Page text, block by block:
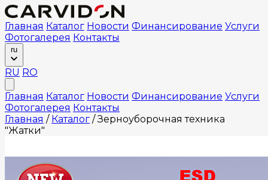
Главная Каталог Новости Финансирование Услуги
Фотогалерея Контакты
ru
RU RO
Главная Каталог Новости Финансирование Услуги
Фотогалерея Контакты
Главная / Каталог / Зерноуборочная техника
"Жатки"